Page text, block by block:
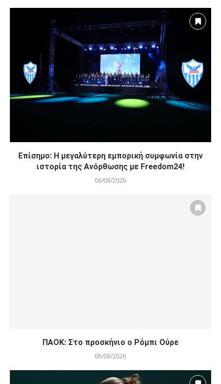
Επίσημο: Η μεγαλύτερη εμπορική συμφωνία στην
ιστορία της Ανόρθωσης με Freedom24!
06/08/2026
ΠΑΟΚ: Στο προσκήνιο ο Ρόμπι Ούρε
06/08/2026